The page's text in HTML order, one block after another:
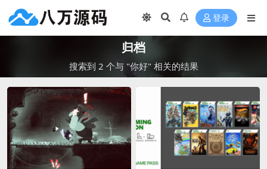
登录
归档
搜索到 2 个与 "你好" 相关的结果